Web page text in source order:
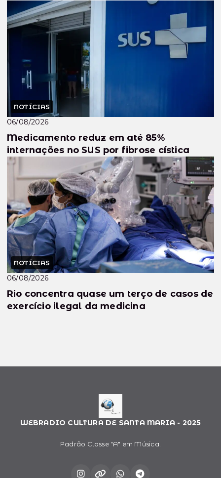
NOTÍCIAS
06/08/2026
Medicamento reduz em até 85%
internações no SUS por fibrose cística
NOTÍCIAS
06/08/2026
Rio concentra quase um terço de casos de
exercício ilegal da medicina
WEBRADIO CULTURA DE SANTA MARIA - 2025
Padrão Classe "A" em Música.